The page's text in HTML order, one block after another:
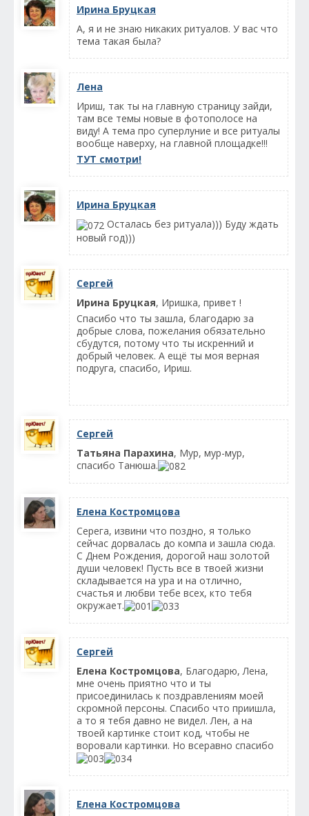
Ирина Бруцкая
А, я и не знаю никаких ритуалов. У вас что
тема такая была?
Лена
Ириш, так ты на главную страницу зайди,
там все темы новые в фотополосе на
виду! А тема про суперлуние и все ритуалы
вообще наверху, на главной площадке!!!
ТУТ смотри!
Ирина Бруцкая
Осталась без ритуала))) Буду ждать
новый год)))
Сергей
Ирина Бруцкая, Иришка, привет !
Спасибо что ты зашла, благодарю за
добрые слова, пожелания обязательно
сбудутся, потому что ты искренний и
добрый человек. А ещё ты моя верная
подруга, спасибо, Ириш.
Сергей
Татьяна Парахина, Мур, мур-мур,
спасибо Танюша.
Елена Костромцова
Серега, извини что поздно, я только
сейчас дорвалась до компа и зашла сюда.
С Днем Рождения, дорогой наш золотой
души человек! Пусть все в твоей жизни
складывается на ура и на отлично,
счастья и любви тебе всех, кто тебя
окружает.
Сергей
Елена Костромцова, Благодарю, Лена,
мне очень приятно что и ты
присоединилась к поздравлениям моей
скромной персоны. Спасибо что приишла,
а то я тебя давно не видел. Лен, а на
твоей картинке стоит код, чтобы не
воровали картинки. Но всеравно спасибо
Елена Костромцова